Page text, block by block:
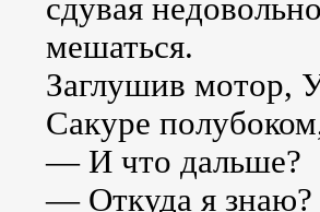
сдувая
мешаться.
Заглушив мотор,
Сакуре
— И что дальше?
— Откуда я знаю?